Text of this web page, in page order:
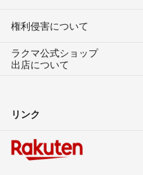
権利侵害について
ラクマ公式ショップ
出店について
リンク